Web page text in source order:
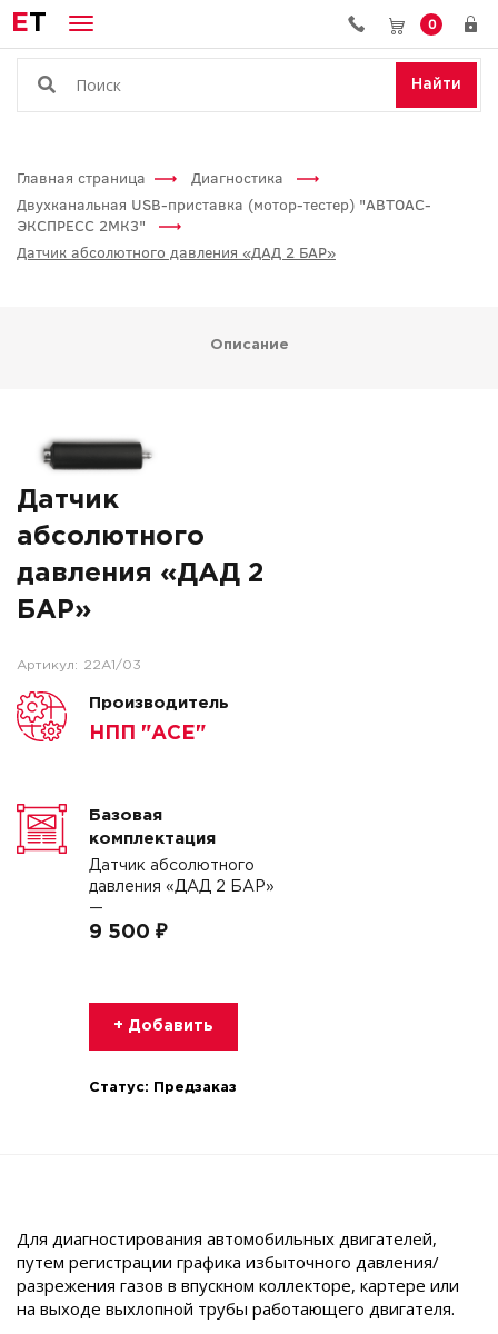
ET 0
Найти
Главная страница
Диагностика
Двухканальная USB-приставка (мотор-тестер) "АВТОАС-
ЭКСПРЕСС 2МК3"
Датчик абсолютного давления «ДАД 2 БАР»
Описание
Датчик
абсолютного
давления «ДАД 2
БАР»
Артикул: 22A1/03
Производитель
НПП "АСЕ"
Базовая
комплектация
Датчик абсолютного
давления «ДАД 2 БАР»
—
9 500 ₽
+ Добавить
Статус: Предзаказ
Для диагностирования автомобильных двигателей,
путем регистрации графика избыточного давления/
разрежения газов в впускном коллекторе, картере или
на выходе выхлопной трубы работающего двигателя.